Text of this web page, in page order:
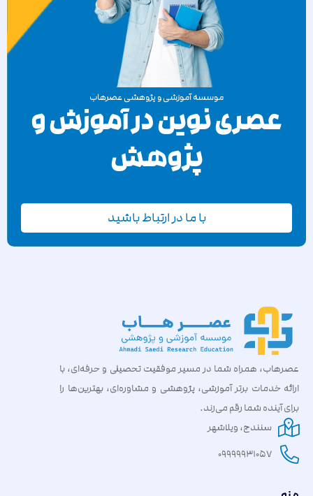
موسسه آموزشی و پژوهشی عصرهاب
عصری نوین در آموزش و
پژوهش
با ما در ارتباط باشید
عصرهاب، همراه شما در مسیر موفقیت تحصیلی و حرفه‌ای، با
ارائه خدمات برتر آموزشی، پژوهشی و مشاوره‌ای، بهترین‌ها را
برای آینده شما رقم می‌زند.
سنندج، ویلاشهر
09999931057